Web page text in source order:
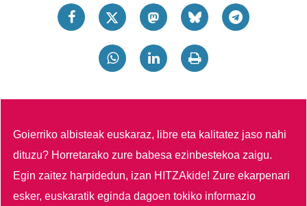
Goierriko albisteak euskaraz, libre eta kalitatez jaso nahi
dituzu? Horretarako zure babesa ezinbestekoa zaigu.
Egin zaitez harpidedun, izan HITZAkide!Zure ekarpenari
esker, euskaratik eginda dagoen tokiko informazio